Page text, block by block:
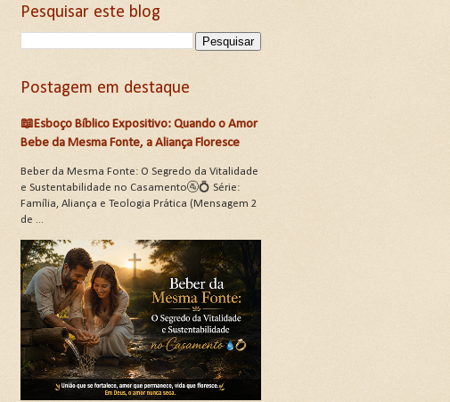
Pesquisar este blog
Postagem em destaque
📖Esboço Bíblico Expositivo: Quando o Amor
Bebe da Mesma Fonte, a Aliança Floresce
Beber da Mesma Fonte: O Segredo da Vitalidade
e Sustentabilidade no Casamento🚰💍 Série:
Família, Aliança e Teologia Prática (Mensagem 2
de ...